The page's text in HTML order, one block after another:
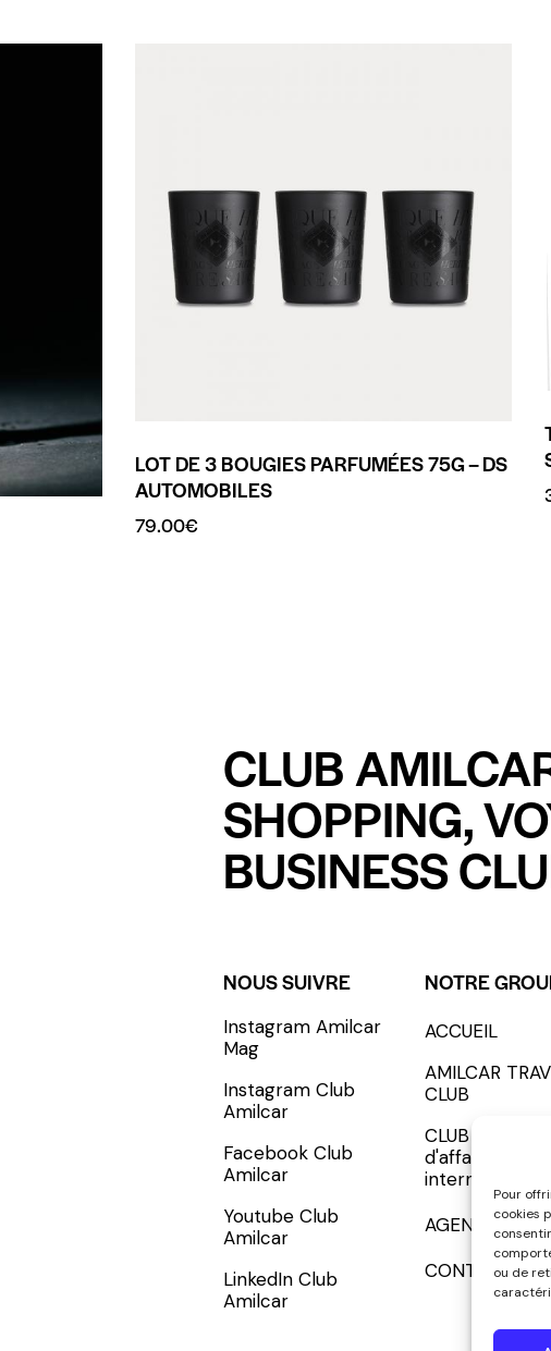
Pour
cookies
ou de
LOT DE 3 BOUGIES PARFUMÉES 75G – DS
AUTOMOBILES
79.00€
CLUB
SHOPPING,
BUSINESS
S'INCRIRE - SUBSCRIBE
NOUS SUIVRE
Instagram Amilcar
Mag
Instagram Club
Amilcar
Facebook Club
Amilcar
Youtube Club
Amilcar
LinkedIn Club
Amilcar
NOTRE
ACCUEIL
AMILCAR
CLUB
CLUB
d'affaires
international
AGENCE
CONTACT